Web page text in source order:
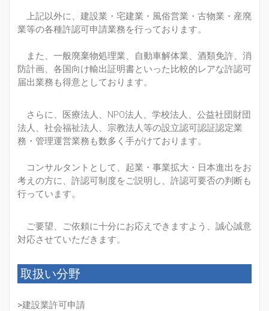
上記以外に、建設業・宅建業・風俗営業・古物業・産廃
業等の各種許認可申請業務を行っております。
また、一般廃棄物処理業、自動車解体業、酒類免許、消
防計画、各国向け輸出証明書といった比較的レアな許認可
届出業務も得意としております。
さらに、医療法人、NPO法人、学校法人、公益社団財団
法人、社会福祉法人、宗教法人等の設立認可認証認定業
務・管理運営業務も数多く手がけております。
コンサルタントとして、起業・事業拡大・日本進出をお
考えの方に、許認可制度をご説明し、許認可要否の判断も
行っています。
ご要望、ご依頼に十分にお応えできますよう、誠心誠意
対応させていただきます。
取扱い分野
>建設業許可申請